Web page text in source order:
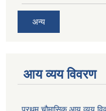
अन्य
आय व्यय विवरण